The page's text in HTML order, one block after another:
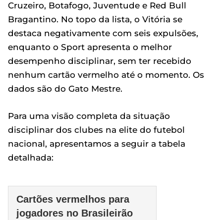
Cruzeiro, Botafogo, Juventude e Red Bull
Bragantino. No topo da lista, o Vitória se
destaca negativamente com seis expulsões,
enquanto o Sport apresenta o melhor
desempenho disciplinar, sem ter recebido
nenhum cartão vermelho até o momento. Os
dados são do Gato Mestre.
Para uma visão completa da situação
disciplinar dos clubes na elite do futebol
nacional, apresentamos a seguir a tabela
detalhada:
Cartões vermelhos para
jogadores no Brasileirão